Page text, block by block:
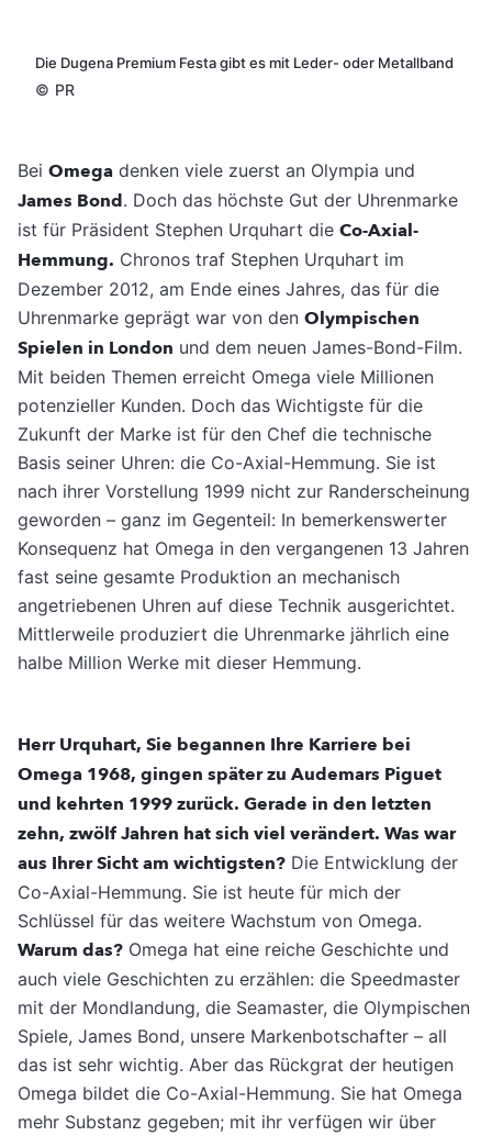
Die Dugena Premium Festa gibt es mit Leder- oder Metallband
© PR
Bei Omega denken viele zuerst an Olympia und
James Bond. Doch das höchste Gut der Uhrenmarke
ist für Präsident Stephen Urquhart die Co-Axial-
Hemmung. Chronos traf Stephen Urquhart im
Dezember 2012, am Ende eines Jahres, das für die
Uhrenmarke geprägt war von den Olympischen
Spielen in London und dem neuen James-Bond-Film.
Mit beiden Themen erreicht Omega viele Millionen
potenzieller Kunden. Doch das Wichtigste für die
Zukunft der Marke ist für den Chef die technische
Basis seiner Uhren: die Co-Axial-Hemmung. Sie ist
nach ihrer Vorstellung 1999 nicht zur Randerscheinung
geworden – ganz im Gegenteil: In bemerkenswerter
Konsequenz hat Omega in den vergangenen 13 Jahren
fast seine gesamte Produktion an mechanisch
angetriebenen Uhren auf diese Technik ausgerichtet.
Mittlerweile produziert die Uhrenmarke jährlich eine
halbe Million Werke mit dieser Hemmung.
Herr Urquhart, Sie begannen Ihre Karriere bei
Omega 1968, gingen später zu Audemars Piguet
und kehrten 1999 zurück. Gerade in den letzten
zehn, zwölf Jahren hat sich viel verändert. Was war
aus Ihrer Sicht am wichtigsten? Die Entwicklung der
Co-Axial-Hemmung. Sie ist heute für mich der
Schlüssel für das weitere Wachstum von Omega.
Warum das? Omega hat eine reiche Geschichte und
auch viele Geschichten zu erzählen: die Speedmaster
mit der Mondlandung, die Seamaster, die Olympischen
Spiele, James Bond, unsere Markenbotschafter – all
das ist sehr wichtig. Aber das Rückgrat der heutigen
Omega bildet die Co-Axial-Hemmung. Sie hat Omega
mehr Substanz gegeben; mit ihr verfügen wir über